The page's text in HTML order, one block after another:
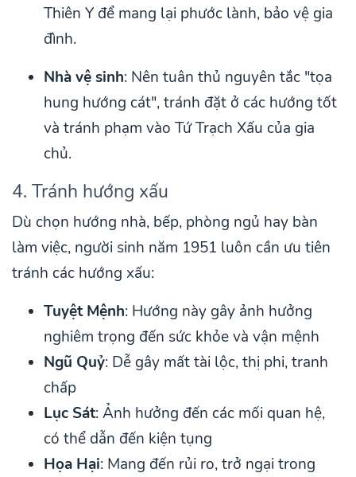
Thiên Y để mang lại phước lành, bảo vệ gia
đình.
Nhà vệ sinh: Nên tuân thủ nguyên tắc "tọa
hung hướng cát", tránh đặt ở các hướng tốt
và tránh phạm vào Tứ Trạch Xấu của gia
chủ.
4. Tránh hướng xấu
Dù chọn hướng nhà, bếp, phòng ngủ hay bàn
làm việc, người sinh năm 1951 luôn cần ưu tiên
tránh các hướng xấu:
Tuyệt Mệnh: Hướng này gây ảnh hưởng
nghiêm trọng đến sức khỏe và vận mệnh
Ngũ Quỷ: Dễ gây mất tài lộc, thị phi, tranh
chấp
Lục Sát: Ảnh hưởng đến các mối quan hệ,
có thể dẫn đến kiện tụng
Họa Hại: Mang đến rủi ro, trở ngại trong